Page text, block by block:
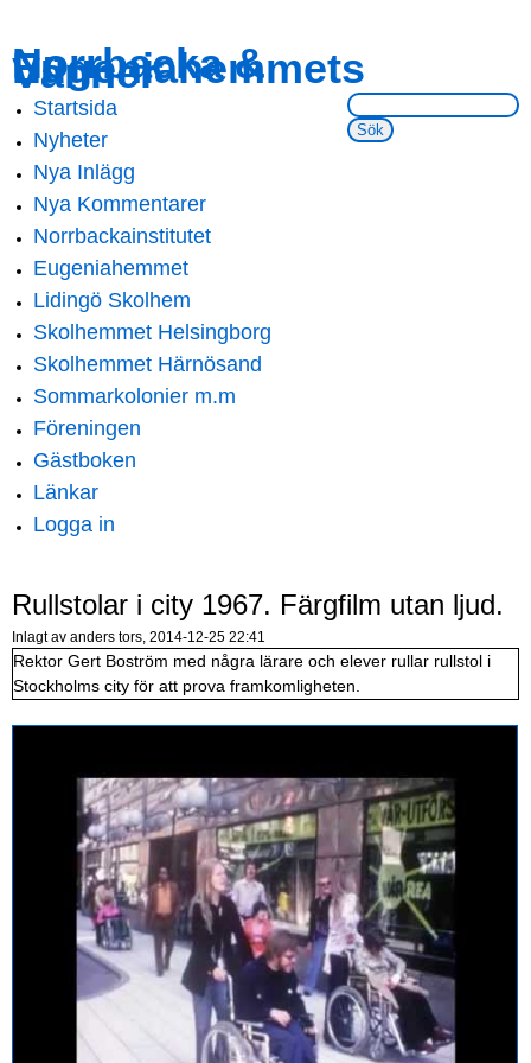
main
content
navigation
Norrbacka &
Eugeniahemmets
Vänner
Sök på webbsidan:
Main menu
Startsida
Nyheter
Nya Inlägg
Nya Kommentarer
Norrbackainstitutet
Eugeniahemmet
Lidingö Skolhem
Skolhemmet Helsingborg
Skolhemmet Härnösand
Sommarkolonier m.m
Föreningen
Gästboken
Länkar
Logga in
Rullstolar i city 1967. Färgfilm utan ljud.
Inlagt av anders tors, 2014-12-25 22:41
Rektor Gert Boström med några lärare och elever rullar rullstol i
Stockholms city för att prova framkomligheten.